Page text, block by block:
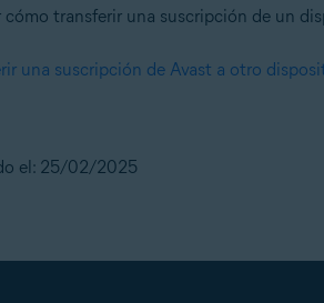
cómo transferir una suscripción de un
una suscripción de Avast a otro
el: 25/02/2025